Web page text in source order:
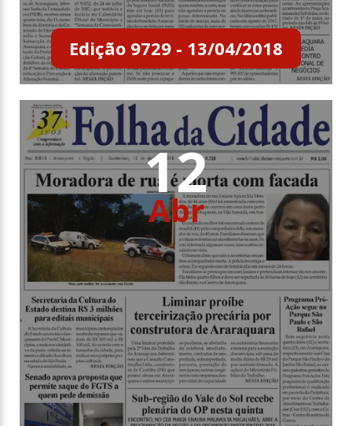
Edição 9729 - 13/04/2018
12
Abr